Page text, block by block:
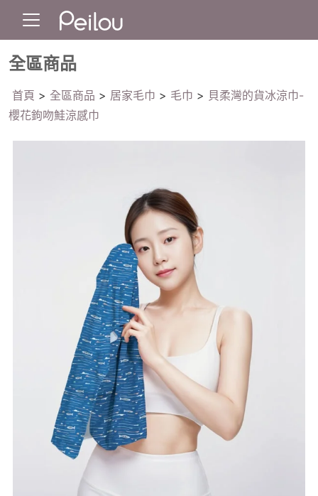
全區商品
首頁 > 全區商品 > 居家毛巾 > 毛巾 > 貝柔灣的貨冰涼巾-
櫻花鉤吻鮭涼感巾